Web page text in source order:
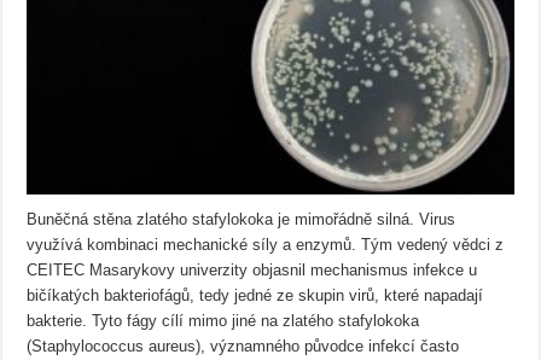
Buněčná stěna zlatého stafylokoka je mimořádně silná. Virus
využívá kombinaci mechanické síly a enzymů. Tým vedený vědci z
CEITEC Masarykovy univerzity objasnil mechanismus infekce u
bičíkatých bakteriofágů, tedy jedné ze skupin virů, které napadají
bakterie. Tyto fágy cílí mimo jiné na zlatého stafylokoka
(Staphylococcus aureus), významného původce infekcí často